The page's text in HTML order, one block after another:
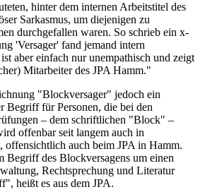
hinter dem internen Arbeitstitel des
Sarkasmus, um diejenigen zu
durchgefallen waren. So schrieb ein x-
'Versager' fand jemand intern
aber einfach nur unempathisch und zeigt
Mitarbeiter des JPA Hamm."
"Blockversager" jedoch ein
Begriff für Personen, die bei den
– dem schriftlichen "Block" –
offenbar seit langem auch in
offensichtlich auch beim JPA in Hamm.
Begriff des Blockversagens um einen
Rechtsprechung und Literatur
heißt es aus dem JPA.